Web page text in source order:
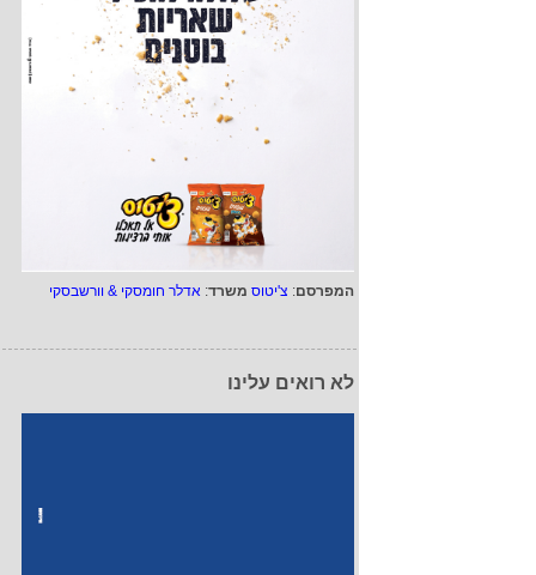
המפרסם: צ'יטוס משרד: אדלר חומסקי & וורשבסקי
לא רואים עלינו